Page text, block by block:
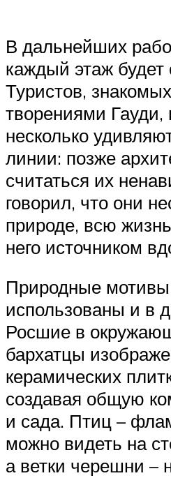
В дальнейших
каждый этаж
Туристов,
творениями
несколько
линии: позже
считаться их
говорил, что они
природе, всю
него источником
Природные
использованы и в
Росшие в
бархатцы
керамических
создавая общую
и сада. Птиц –
можно видеть на
а ветки черешни –